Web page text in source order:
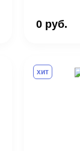
0 руб.
хит